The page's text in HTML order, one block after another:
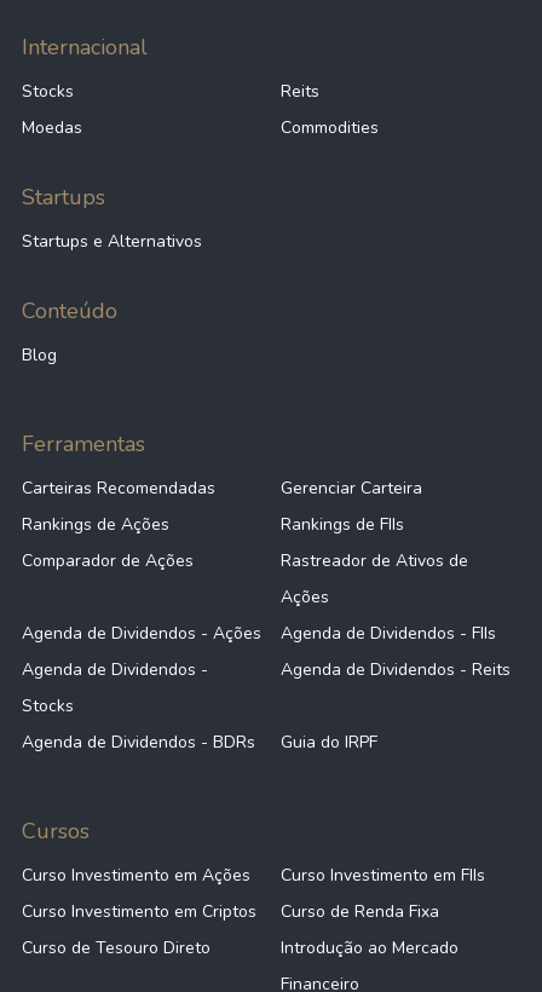
Internacional
Stocks
Reits
Moedas
Commodities
Startups
Startups e Alternativos
Conteúdo
Blog
Ferramentas
Carteiras Recomendadas
Gerenciar Carteira
Rankings de Ações
Rankings de FIIs
Comparador de Ações
Rastreador de Ativos de
Ações
Agenda de Dividendos - Ações
Agenda de Dividendos - FIIs
Agenda de Dividendos -
Stocks
Agenda de Dividendos - Reits
Agenda de Dividendos - BDRs Guia do IRPF
Cursos
Curso Investimento em Ações
Curso Investimento em FIIs
Curso Investimento em Criptos
Curso de Renda Fixa
Curso de Tesouro Direto
Introdução ao Mercado
Financeiro